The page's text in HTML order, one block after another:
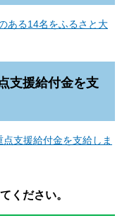
ある14名をふるさと大
支援給付金を支
支援給付金を支給しま
ください。